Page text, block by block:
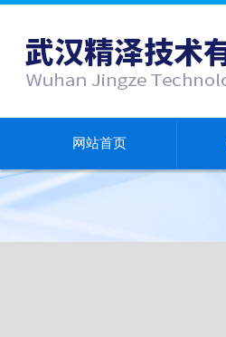
网站首页